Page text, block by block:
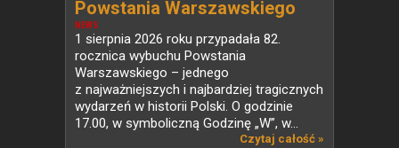
NEWS
Powstania Warszawskiego
1 sierpnia 2026 roku przypadała 82.
rocznica wybuchu Powstania
Warszawskiego – jednego
z najważniejszych i najbardziej tragicznych
wydarzeń w historii Polski. O godzinie
17.00, w symboliczną Godzinę „W”, w...
Czytaj całość »